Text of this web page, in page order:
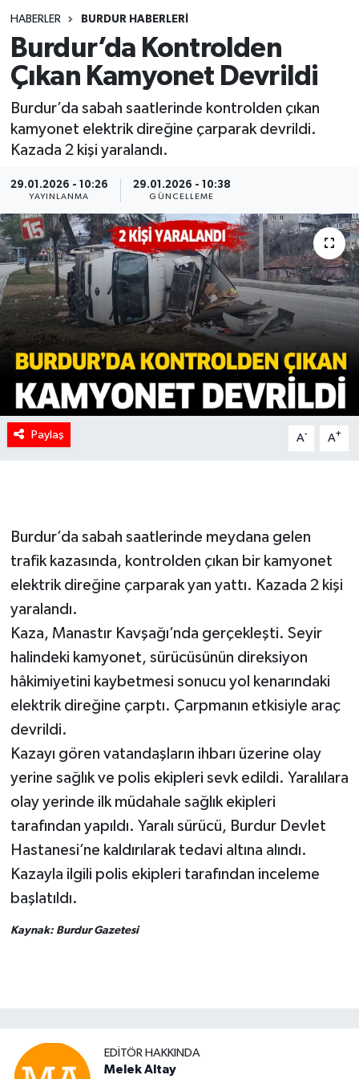
HABERLER BURDUR HABERLERİ
Burdur’da Kontrolden
Çıkan Kamyonet Devrildi
Burdur’da sabah saatlerinde kontrolden çıkan
kamyonet elektrik direğine çarparak devrildi.
Kazada 2 kişi yaralandı.
29.01.2026 - 10:26
YAYINLANMA
29.01.2026 - 10:38
GÜNCELLEME
Paylaş A- A+
Burdur’da sabah saatlerinde meydana gelen
trafik kazasında, kontrolden çıkan bir kamyonet
elektrik direğine çarparak yan yattı. Kazada 2 kişi
yaralandı.
Kaza, Manastır Kavşağı’nda gerçekleşti. Seyir
halindeki kamyonet, sürücüsünün direksiyon
hâkimiyetini kaybetmesi sonucu yol kenarındaki
elektrik direğine çarptı. Çarpmanın etkisiyle araç
devrildi.
Kazayı gören vatandaşların ihbarı üzerine olay
yerine sağlık ve polis ekipleri sevk edildi. Yaralılara
olay yerinde ilk müdahale sağlık ekipleri
tarafından yapıldı. Yaralı sürücü, Burdur Devlet
Hastanesi’ne kaldırılarak tedavi altına alındı.
Kazayla ilgili polis ekipleri tarafından inceleme
başlatıldı.
Kaynak: Burdur Gazetesi
EDITÖR HAKKINDA
Melek Altay
Spor
Tebrik
Türkiye